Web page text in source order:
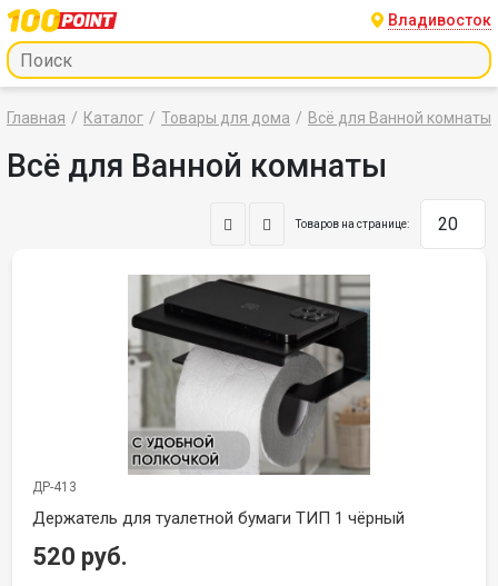
Владивосток
Главная Каталог Товары для дома Всё для Ванной комнаты
Всё для Ванной комнаты
Товаров на странице:
ДР-413
Держатель для туалетной бумаги ТИП 1 чёрный
520 руб.